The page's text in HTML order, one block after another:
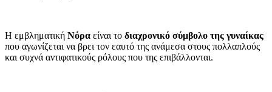
Η εμβληματική Νόρα είναι το διαχρονικό σύμβολο της γυναίκας
που αγωνίζεται να βρει τον εαυτό της ανάμεσα στους πολλαπλούς
και συχνά αντιφατικούς ρόλους που της επιβάλλονται.